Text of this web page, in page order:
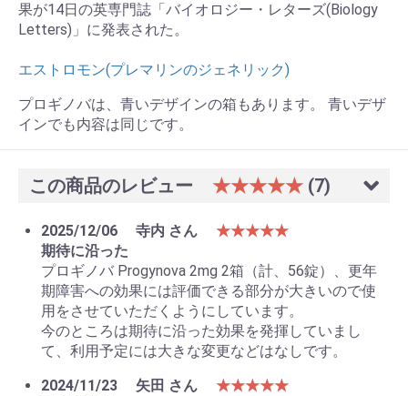
果が14日の英専門誌「バイオロジー・レターズ(Biology
Letters)」に発表された。
エストロモン(プレマリンのジェネリック)
プロギノバは、青いデザインの箱もあります。 青いデザ
インでも内容は同じです。
この商品のレビュー ★★★★★ (7)
2025/12/06 寺内 さん
★★★★★
期待に沿った
プロギノバ Progynova 2mg 2箱（計、56錠）、更年
期障害への効果には評価できる部分が大きいので使
用をさせていただくようにしています。
今のところは期待に沿った効果を発揮していまし
て、利用予定には大きな変更などはなしです。
2024/11/23
矢田 さん
★★★★★